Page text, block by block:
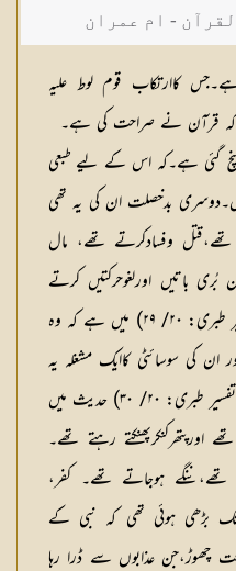
- ام عمران
کاارتکاب قوم لوط علیہ
قرآن نے صراحت کی ہے۔
گئی ہے۔کہ اس کے لیے طبعی
بدخصلت ان کی یہ تھی
وفسادکرتے تھے، مال
باتیں اورلغوحرکتیں کرتے
تھے کوئی کسی کونہیں روکتا تھا۔ (تفسیر طبری: ۲۰/ ۲۹) میں ہے کہ وہ
کی سوسائٹی کاایک مشغلہ یہ
بھی تھاکہ ہوائیں نکال کرہنستے تھے۔ (تفسیر طبری: ۲۰/ ۳۰) حدیث میں
رہتے تھے۔
تھے،ننگے ہوجاتے تھے۔ کفر،
بڑھی ہوئی تھی کہ نبی کے
چھوڑ،جن عذابوں سے ڈرا رہا